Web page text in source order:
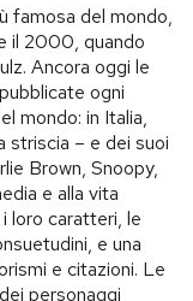
famosa del mondo,
il 2000, quando
Ancora oggi le
ogni
mondo: in Italia,
striscia – e dei suoi
Brown, Snoopy,
e alla vita
loro caratteri, le
e una
e citazioni. Le
personaggi